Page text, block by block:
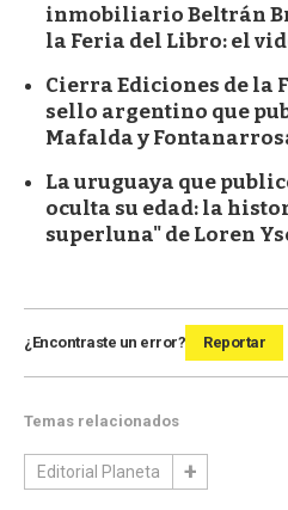
inmobiliario Beltrán
la Feria del Libro: el
Cierra Ediciones de la
sello argentino que
Mafalda y
La uruguaya que
oculta su edad: la
superluna" de Loren
¿Encontraste un error? Reportar
Temas relacionados
Editorial Planeta